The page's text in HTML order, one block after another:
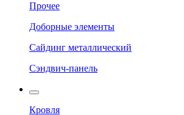
Прочее
Доборные элементы
Сайдинг металлический
Сэндвич-панель
Кровля